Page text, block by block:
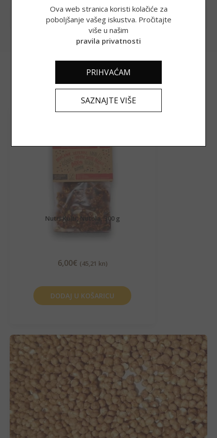
INFORMACIJE
Povezani proizvodi
Nutri Kulti, Nutola, 300 g
6,00€ (45,21 kn)
DODAJ U KOŠARICU
Ova web stranica koristi kolačiće za
poboljšanje vašeg iskustva. Pročitajte
više u našim
pravila privatnosti
PRIHVAĆAM
SAZNAJTE VIŠE